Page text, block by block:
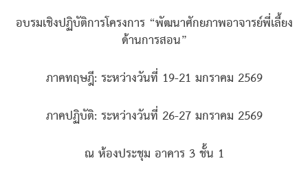
อบรมเชิงปฏิบัติการโครงการ “พัฒนาศักยภาพอาจารย์พี่เลี้ยง
ด้านการสอน”
ภาคทฤษฎี: ระหว่างวันที่ 19-21 มกราคม 2569
ภาคปฏิบัติ: ระหว่างวันที่ 26-27 มกราคม 2569
ณ ห้องประชุม อาคาร 3 ชั้น 1